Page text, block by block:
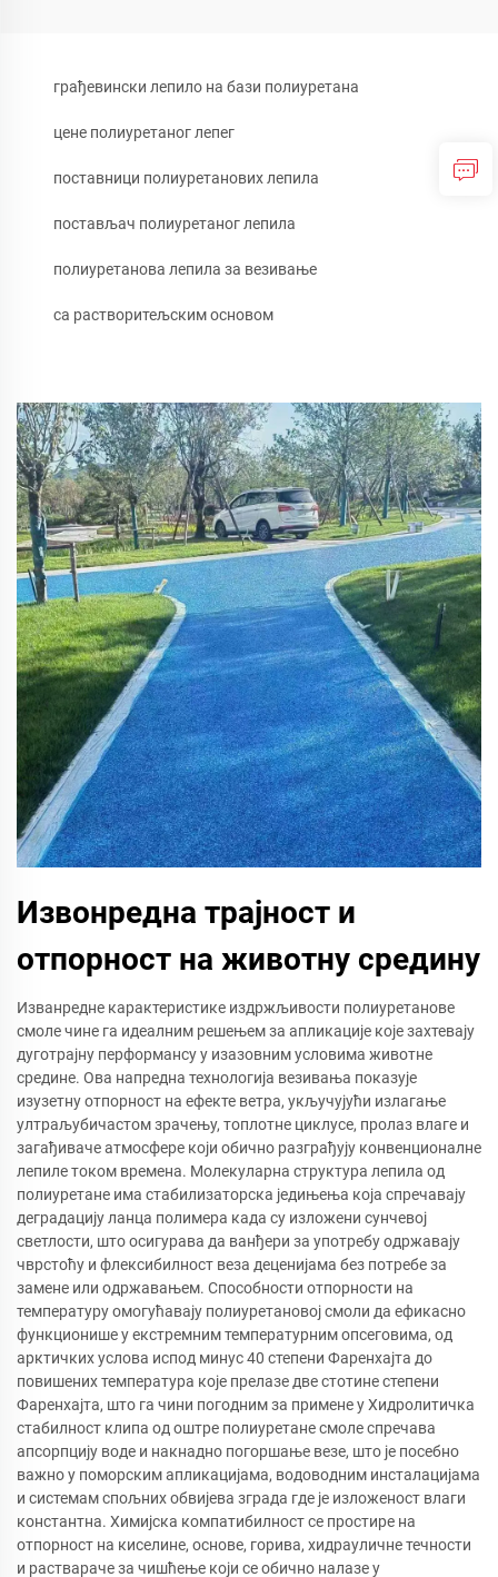
грађевински лепило на бази полиуретана
цене полиуретаног лепег
поставници полиуретанових лепила
постављач полиуретаног лепила
полиуретанова лепила за везивање
са растворитељским основом
Извонредна трајност и
отпорност на животну средину
Изванредне карактеристике издржљивости полиуретанове
смоле чине га идеалним решењем за апликације које захтевају
дуготрајну перформансу у изазовним условима животне
средине. Ова напредна технологија везивања показује
изузетну отпорност на ефекте ветра, укључујући излагање
ултраљубичастом зрачењу, топлотне циклусе, пролаз влаге и
загађиваче атмосфере који обично разграђују конвенционалне
лепиле током времена. Молекуларна структура лепила од
полиуретане има стабилизаторска једињења која спречавају
деградацију ланца полимера када су изложени сунчевој
светлости, што осигурава да ванђери за употребу одржавају
чврстоћу и флексибилност веза деценијама без потребе за
замене или одржавањем. Способности отпорности на
температуру омогућавају полиуретановој смоли да ефикасно
функционише у екстремним температурним опсеговима, од
арктичких услова испод минус 40 степени Фаренхајта до
повишених температура које прелазе две стотине степени
Фаренхајта, што га чини погодним за примене у Хидролитичка
стабилност клипа од оштре полиуретане смоле спречава
апсорпцију воде и накнадно погоршање везе, што је посебно
важно у поморским апликацијама, водоводним инсталацијама
и системам спољних обвијева зграда где је изложеност влаги
константна. Химијска компатибилност се простире на
отпорност на киселине, основе, горива, хидрауличне течности
и раствараче за чишћење који се обично налазе у